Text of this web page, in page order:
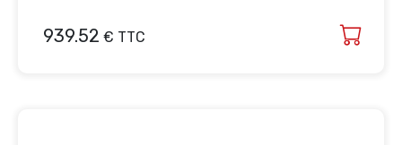
939.52 € TTC